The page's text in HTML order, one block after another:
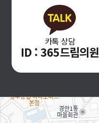
카톡 상담
ID : 365드림의원